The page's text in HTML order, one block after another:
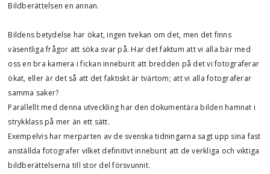
Bildberättelsen en annan.
Bildens betydelse har ökat, ingen tvekan om det, men det finns
väsentliga frågor att söka svar på. Har det faktum att vi alla bär med
oss en bra kamera i fickan inneburit att bredden på det vi fotograferar
ökat, eller är det så att det faktiskt är tvärtom; att vi alla fotograferar
samma saker?
Parallellt med denna utveckling har den dokumentära bilden hamnat i
strykklass på mer än ett sätt.
Exempelvis har merparten av de svenska tidningarna sagt upp sina fast
anställda fotografer vilket definitivt inneburit att de verkliga och viktiga
bildberättelserna till stor del försvunnit.